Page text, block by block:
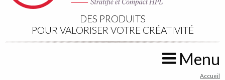
DES PRODUITS
POUR VALORISER VOTRE CRÉATIVITÉ
Menu
Accueil